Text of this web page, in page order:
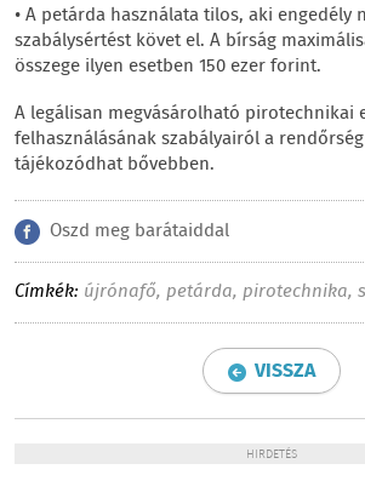
• A petárda használata tilos, aki engedély
szabálysértést követ el. A bírság
összege ilyen esetben 150 ezer forint.
A legálisan megvásárolható pirotechnikai
felhasználásának szabályairól a
tájékozódhat bővebben.
Oszd meg barátaiddal
Címkék: újrónafő, petárda, pirotechnika,
VISSZA
HIRDETÉS